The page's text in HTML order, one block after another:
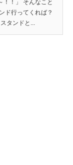
！！」 そんなこと
ド行ってくれば？
タンドと...